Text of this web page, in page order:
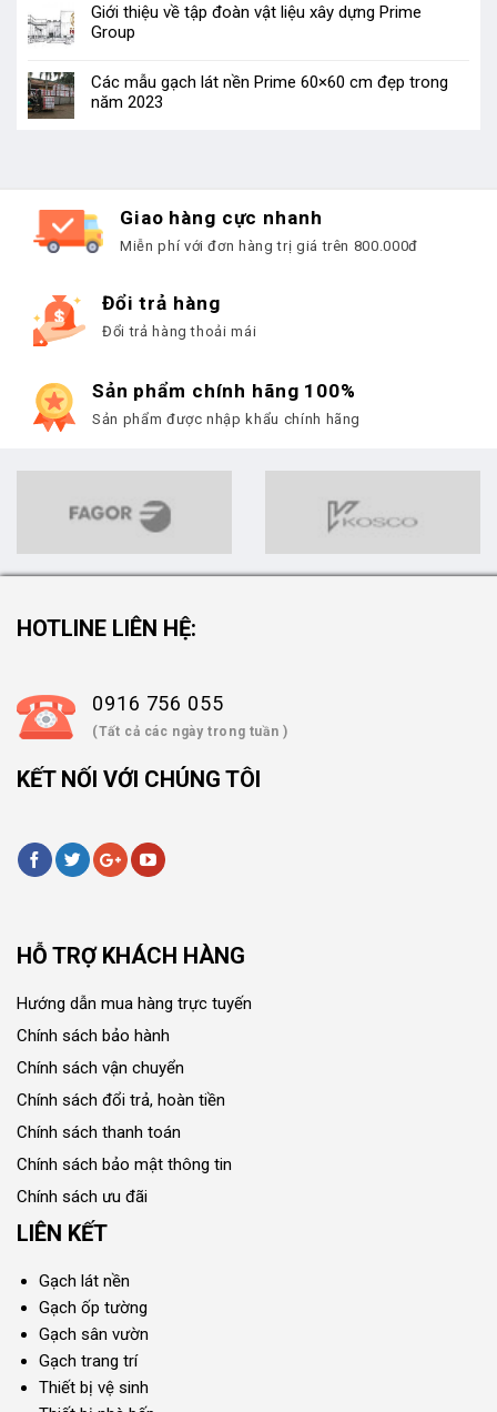
Giới thiệu về tập đoàn vật liệu xây dựng Prime
Group
Các mẫu gạch lát nền Prime 60×60 cm đẹp trong
năm 2023
Giao hàng cực nhanh
Miễn phí với đơn hàng trị giá trên 800.000đ
Đổi trả hàng
Đổi trả hàng thoải mái
Sản phẩm chính hãng 100%
Sản phẩm được nhập khẩu chính hãng
HOTLINE LIÊN HỆ:
0916 756 055
(Tất cả các ngày trong tuần )
KẾT NỐI VỚI CHÚNG TÔI
HỖ TRỢ KHÁCH HÀNG
Hướng dẫn mua hàng trực tuyến
Chính sách bảo hành
Chính sách vận chuyển
Chính sách đổi trả, hoàn tiền
Chính sách thanh toán
Chính sách bảo mật thông tin
Chính sách ưu đãi
LIÊN KẾT
Gạch lát nền
Gạch ốp tường
Gạch sân vườn
Gạch trang trí
Thiết bị vệ sinh